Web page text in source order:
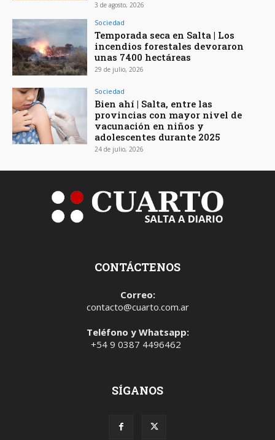
3 de agosto, 2026
Sociedad
Temporada seca en Salta | Los
incendios forestales devoraron
unas 7400 hectáreas
29 de julio, 2026
Sociedad
Bien ahí | Salta, entre las
provincias con mayor nivel de
vacunación en niños y
adolescentes durante 2025
24 de julio, 2026
CONTÁCTENOS
Correo:
contacto@cuarto.com.ar
Teléfono y Whatsapp:
+54 9 0387 4496462
SÍGANOS